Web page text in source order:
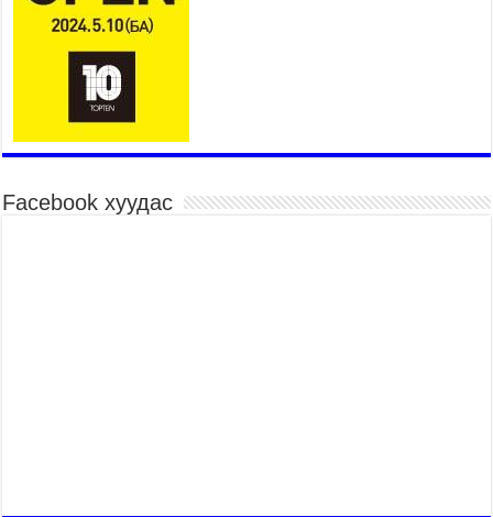
COP17 хурлын үеэрх замын хөдөлгөөн, нийтийн
тээврийн зохицуулалт, сургууль, цэцэрлэг, зах,
иргэдэд мэдээлэхийг үүрэг болголоо
2026 оны 7 сар 21 / 11 цаг 59 минут
Гэр бүлийн хэрэг шүүхэд хянан шийдвэрлэх
тухай хуулиар хүүхдийн дээд ашиг сонирхлыг
нэн тэргүүнд хангахыг баталгаажууллаа
Б.Пүрэвдагва: “Туул-1” коллекторыг ашиглалтад
Facebook хуудас